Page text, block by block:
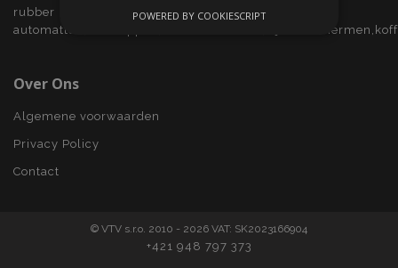
rubber
Over Ons
Algemene voorwaarden
Privacy Policy
Contact
© VTV s.r.o. 2010 - 2026 VAT: SK2023166904
+421 948 797 373
Strictly necessary cookies allow core website
functionality such as user login and account
POWERED BY COOKIESCRIPT